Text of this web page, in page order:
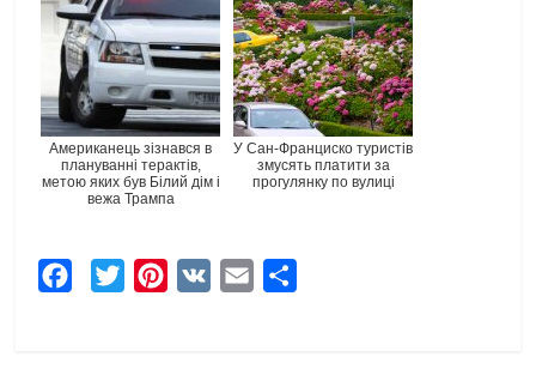
Американець зізнався в
плануванні терактів,
метою яких був Білий дім і
вежа Трампа
У Сан-Франциско туристів
змусять платити за
прогулянку по вулиці